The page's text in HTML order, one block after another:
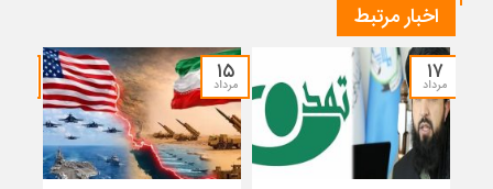
اخبار مرتبط
۱۷
مرداد ۱۵
مرداد